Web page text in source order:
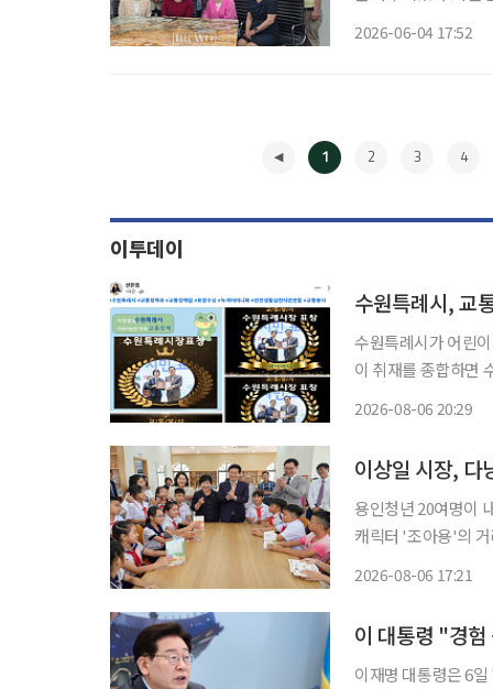
2026-06-04 17:52
1 2 3 4
이투데이
수원특례시, 교
수원특례시가 어린이
이 취재를 종합하면
2026-08-06 20:29
이상일 시장,
용인청년 20여명이
캐릭터 '조아용'의
2026-08-06 17:21
이 대통령 "경
이재명 대통령은 6